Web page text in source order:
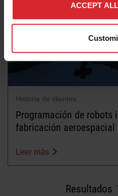
ACCEPT
Historia de clientes
Programación de robots
fabricación aeroespacial
Leer más
Resultados